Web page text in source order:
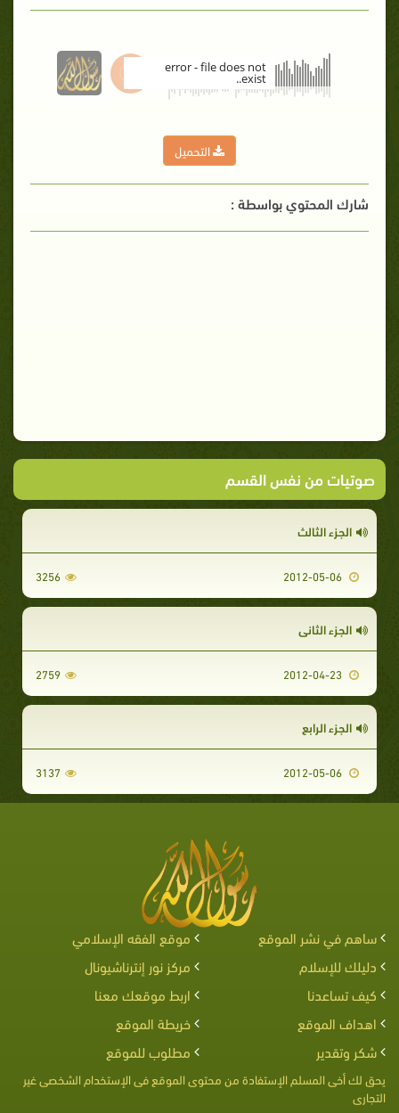
error - file does not
exist..
التحميل
شارك المحتوي بواسطة :
صوتيات من نفس القسم
الجزء الثالث
3256
الجزء الثاني
2759
الجزء الرابع
3137
ساهم في نشر الموقع
موقع الفقه الإسلامي
دليلك للإسلام
مركز نور إنترناشيونال
كيف تساعدنا
اربط موقعك معنا
اهداف الموقع
خريطة الموقع
شكر وتقدير
مطلوب للموقع
يحق لك أخى المسلم الإستفادة من محتوى الموقع فى الإستخدام الشخصى غير
التجارى